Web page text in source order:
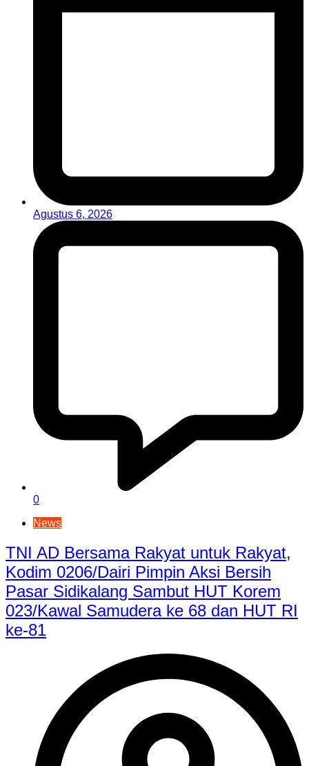
Agustus 6, 2026
0
News
TNI AD Bersama Rakyat untuk Rakyat,
Kodim 0206/Dairi Pimpin Aksi Bersih
Pasar Sidikalang Sambut HUT Korem
023/Kawal Samudera ke 68 dan HUT RI
ke-81